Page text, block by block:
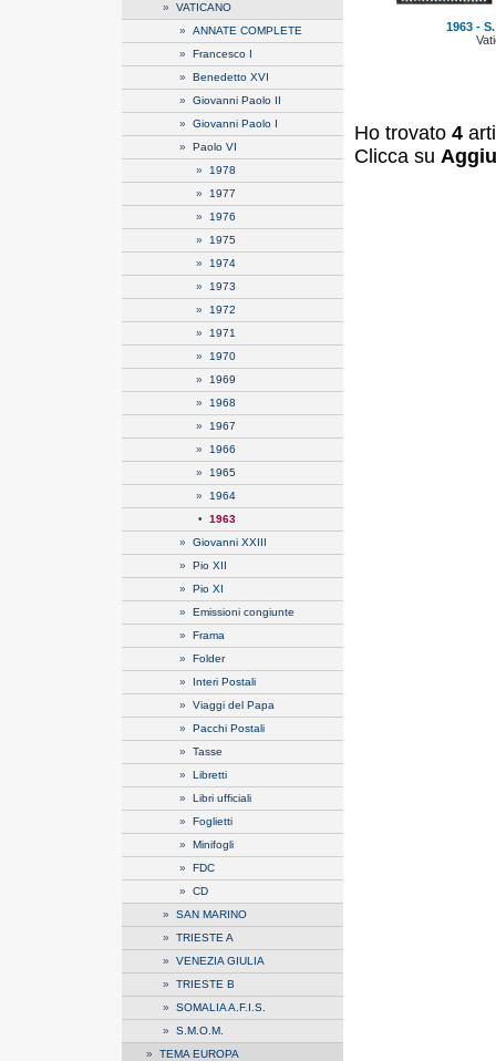
» VATICANO
» ANNATE COMPLETE
» Francesco I
» Benedetto XVI
» Giovanni Paolo II
» Giovanni Paolo I
» Paolo VI
» 1978
» 1977
» 1976
» 1975
» 1974
» 1973
» 1972
» 1971
» 1970
» 1969
» 1968
» 1967
» 1966
» 1965
» 1964
• 1963
» Giovanni XXIII
» Pio XII
» Pio XI
» Emissioni congiunte
» Frama
» Folder
» Interi Postali
» Viaggi del Papa
» Pacchi Postali
» Tasse
» Libretti
» Libri ufficiali
» Foglietti
» Minifogli
» FDC
» CD
» SAN MARINO
» TRIESTE A
» VENEZIA GIULIA
» TRIESTE B
» SOMALIA A.F.I.S.
» S.M.O.M.
» TEMA EUROPA
1963 -
Ho trovato 4
Clicca su